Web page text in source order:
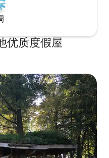
优质度假屋